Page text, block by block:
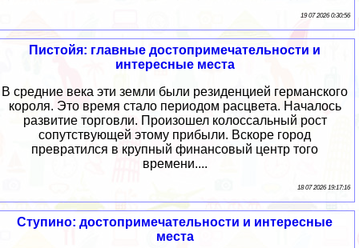
19 07 2026 0:30:56
Пистойя: главные достопримечательности и
интересные места
В средние века эти земли были резиденцией германского
короля. Это время стало периодом расцвета. Началось
развитие торговли. Произошел колоссальный рост
сопутствующей этому прибыли. Вскоре город
превратился в крупный финансовый центр того
времени....
18 07 2026 19:17:16
Ступино: достопримечательности и интересные
места